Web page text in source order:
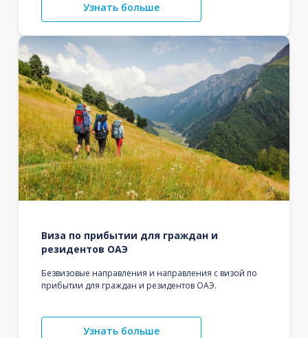
Узнать больше
Виза по прибытии для граждан и
резидентов ОАЭ
Безвизовые направления и направления с визой по
прибытии для граждан и резидентов ОАЭ.
Узнать больше